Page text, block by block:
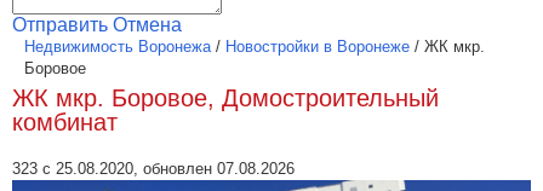
Отправить Отмена
Недвижимость Воронежа/ Новостройки в Воронеже / ЖК мкр.
Боровое
ЖК мкр. Боровое, Домостроительный
комбинат
323 с 25.08.2020, обновлен 07.08.2026